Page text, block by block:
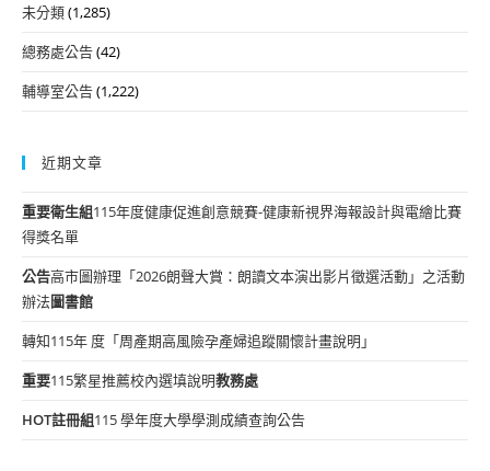
未分類(1,285)
總務處公告(42)
輔導室公告(1,222)
近期文章
重要衛生組115年度健康促進創意競賽-健康新視界海報設計與電繪比賽
得獎名單
公告高市圖辦理「2026朗聲大賞：朗讀文本演出影片徵選活動」之活動
辦法圖書館
轉知115年 度「周產期高風險孕產婦追蹤關懷計畫說明」
重要115繁星推薦校內選填說明教務處
HOT註冊組115 學年度大學學測成績查詢公告